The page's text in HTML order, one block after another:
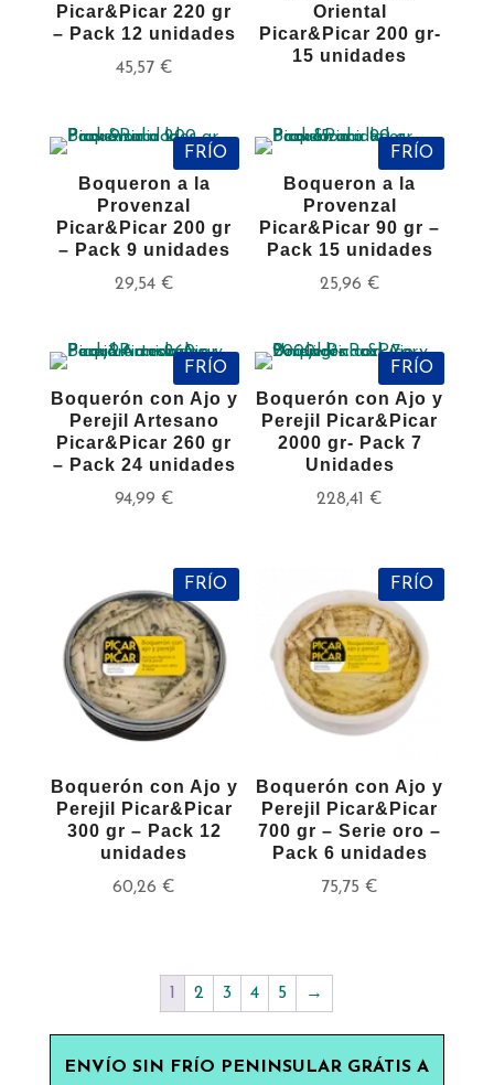
Picar&Picar 220 gr
– Pack 12 unidades
45,57 €
Oriental
Picar&Picar 200 gr-
15 unidades
FRÍO
Boqueron a la
Provenzal
Picar&Picar 200 gr
– Pack 9 unidades
29,54 €
FRÍO
Boqueron a la
Provenzal
Picar&Picar 90 gr –
Pack 15 unidades
25,96 €
FRÍO
Boquerón con Ajo y
Perejil Artesano
Picar&Picar 260 gr
– Pack 24 unidades
94,99 €
FRÍO
Boquerón con Ajo y
Perejil Picar&Picar
2000 gr- Pack 7
Unidades
228,41€
FRÍO
Boquerón con Ajo y
Perejil Picar&Picar
300 gr – Pack 12
unidades
60,26€
FRÍO
Boquerón con Ajo y
Perejil Picar&Picar
700 gr – Serie oro –
Pack 6 unidades
75,75€
2 3 4 5 →
ENVÍO SIN FRÍO PENINSULAR GRÁTIS A